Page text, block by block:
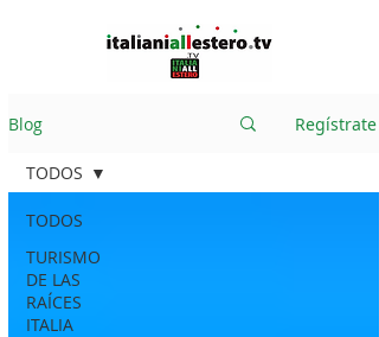
Blog Regístrate
TODOS
TURISMO
DE LAS
RAÍCES
ITALIA
TODOS